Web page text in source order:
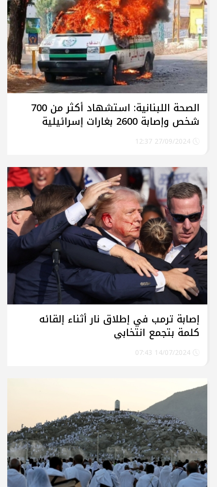
الصحة اللبنانية: استشهاد أكثر من 700
شخص وإصابة 2600 بغارات إسرائيلية
إصابة ترمب في إطلاق نار أثناء إلقائه
كلمة بتجمع انتخابي